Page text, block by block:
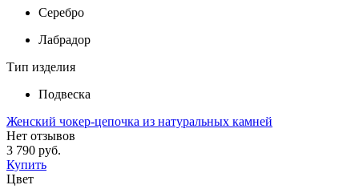
Серебро
Лабрадор
Тип изделия
Подвеска
Женский чокер-цепочка из натуральных камней
Нет отзывов
3 790 руб.
Купить
Цвет